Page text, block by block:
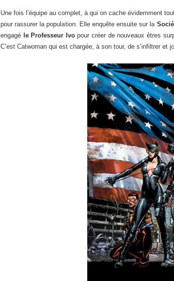
Une fois l’équipe au complet, à qui on cache évidemment
pour rassurer la population. Elle enquête ensuite sur la
engagé le Professeur Ivopour créer de nouveaux êtres
C’est Catwoman qui est chargée, à son tour, de s’infiltrer